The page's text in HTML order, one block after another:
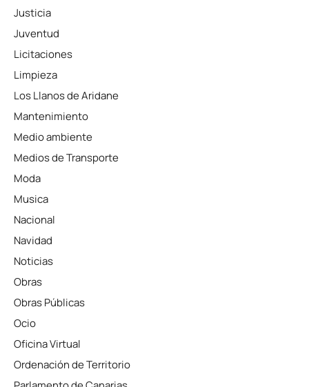
Justicia
Juventud
Licitaciones
Limpieza
Los Llanos de Aridane
Mantenimiento
Medio ambiente
Medios de Transporte
Moda
Musica
Nacional
Navidad
Noticias
Obras
Obras Públicas
Ocio
Oficina Virtual
Ordenación de Territorio